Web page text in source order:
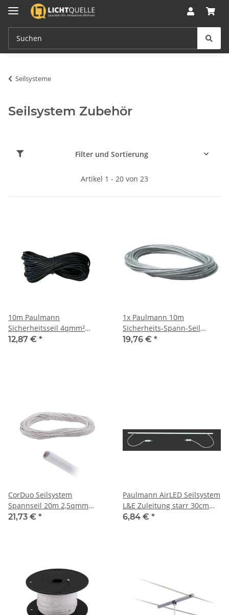
Seilsysteme
Seilsystem Zubehör
Filter und Sortierung
Artikel 1 - 20 von 23
10m Paulmann
Sicherheitsseil 4qmm²
schwarz Sicherheits-
12,87 € *
1x Paulmann 10m
Sicherheits-Spann-Seil
isoliert 2,5qmm
19,76 € *
CorDuo Seilsystem
Spannseil 20m 2,5qmm
Weiß
21,73 € *
Paulmann AirLED Seilsystem
L&E Zuleitung starr 30cm
Weiß, Metall
6,84 € *